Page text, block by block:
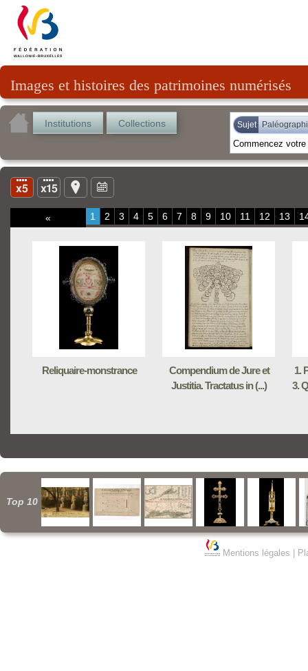
Images et histoires des patrimoines numérisés
Institutions Collections Sujet
« 1 2 3 4 5 6 7 8 9 10 11 12 13
Reliquaire-monstrance
Compendium de Jure et
Justitia. Tractatus in (...)
1.
3.
Top 10
Mentions légales